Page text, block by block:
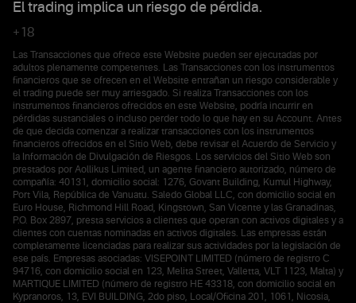
El trading implica un riesgo de pérdida.
+18
Las Transacciones que ofrece este Website pueden ser ejecutadas por
adultos plenamente competentes. Las Transacciones con los instrumentos
financieros que se ofrecen en el Website entrañan un riesgo considerable y
el trading puede ser muy arriesgado. Si realiza Transacciones con los
instrumentos financieros ofrecidos en este Website, podría incurrir en
pérdidas sustanciales o incluso perder todo lo que hay en su Account. Antes
de que decida comenzar a realizar transacciones con los instrumentos
financieros ofrecidos en el Sitio Web, debe revisar el Acuerdo de Servicio y
la Información de Divulgación de Riesgos. Los servicios del Sitio Web son
prestados por Aollikus Limited, un agente financiero autorizado, número de
compañía: 40131, domicilio social: 1276, Govant Building, Kumul Highway,
Port Vila, República de Vanuatu. Saledo Global LLC, con domicilio social en
Euro House, Richmond Hill Road, Kingstown, San Vicente y las Granadinas,
P.O. Box 2897, presta servicios a clientes que operan con activos digitales y a
clientes con cuentas nominadas en activos digitales. Las empresas están
completamente licenciadas para realizar sus actividades por la legislación de
ese país. Empresas asociadas: VISEPOINT LIMITED (número de registro C
94716, con domicilio social en 123, Melita Street, Valletta, VLT 1123, Malta) y
MARTIQUE LIMITED (número de registro HE 43318, con domicilio social en
Kypranoros, 13, EVI BUILDING, 2do piso, Local/Oficina 201, 1061, Nicosia,